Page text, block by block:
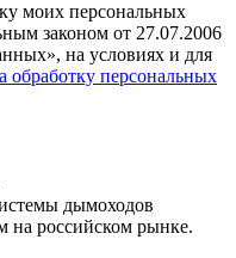
моих персональных
законом от 27.07.2006
на условиях и для
обработку персональных
дымоходов
на российском рынке.